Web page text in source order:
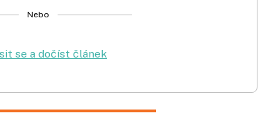
Nebo
se a dočíst článek